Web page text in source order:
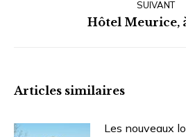
:
SUIVANT
Hôtel Meurice,
Articles similaires
Les nouveaux